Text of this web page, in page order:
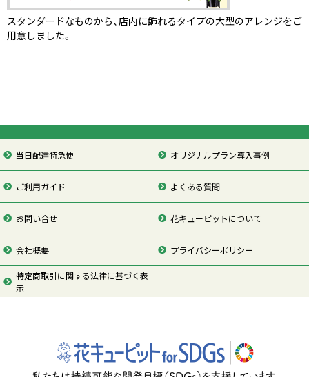
スタンダードなものから、店内に飾れるタイプの大型のアレンジをご
用意しました。
当日配達特急便 オリジナルプラン導入事例
ご利用ガイド よくある質問
お問い合せ 花キューピットについて
会社概要 プライバシーポリシー
特定商取引に関する法律に基づく表
示
ページの先頭